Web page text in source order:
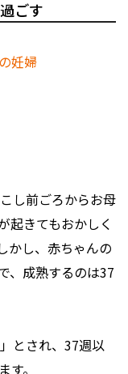
ごす
し前ごろからお母
起きてもおかしく
かし、赤ちゃんの
、成熟するのは37
とされ、37週以
。